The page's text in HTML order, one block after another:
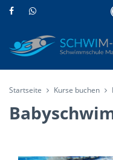
Startseite Kurse buchen